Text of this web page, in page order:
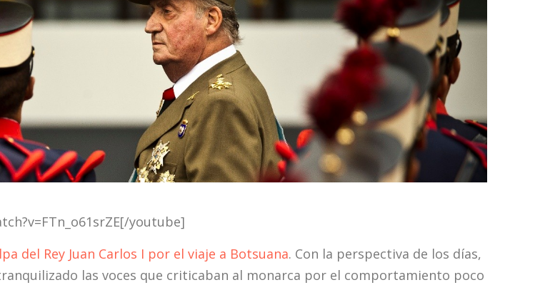
youtube]
del Rey Juan Carlos I por el viaje a Botsuana. Con la perspectiva de los días,
las voces que criticaban al monarca por el comportamiento poco